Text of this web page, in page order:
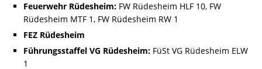
Feuerwehr Rüdesheim: FW Rüdesheim HLF 10, FW
Rüdesheim MTF 1, FW Rüdesheim RW 1
FEZ Rüdesheim
Führungsstaffel VG Rüdesheim: FüSt VG Rüdesheim ELW
1